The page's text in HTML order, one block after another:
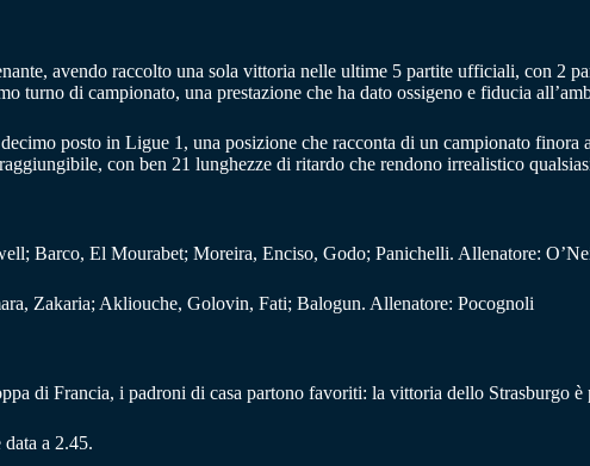
avendo raccolto una sola vittoria nelle ultime 5 partite ufficiali, con 2
di campionato, una prestazione che ha dato ossigeno e fiducia
posto in Ligue 1, una posizione che racconta di un campionato
con ben 21 lunghezze di ritardo che rendono irrealistico
Barco, El Mourabet; Moreira, Enciso, Godo; Panichelli. Allenatore:
Zakaria; Akliouche, Golovin, Fati; Balogun. Allenatore: Pocognoli
di Francia, i padroni di casa partono favoriti: la vittoria dello Strasburgo
a 2.45.